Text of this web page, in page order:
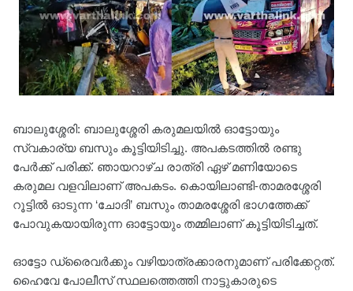
ബാലുശ്ശേരി: ബാലുശ്ശേരി കരുമലയിൽ ഓട്ടോയും
സ്വകാര്യ ബസും കൂട്ടിയിടിച്ചു. അപകടത്തിൽ രണ്ടു
പേർക്ക് പരിക്ക്. ഞായറാഴ്ച രാത്രി ഏഴ് മണിയോടെ
കരുമല വളവിലാണ് അപകടം. കൊയിലാണ്ടി-താമരശ്ശേരി
റൂട്ടിൽ ഓടുന്ന ‘ചോദി’ ബസും താമരശ്ശേരി ഭാഗത്തേക്ക്
പോവുകയായിരുന്ന ഓട്ടോയും തമ്മിലാണ് കൂട്ടിയിടിച്ചത്.
ഓട്ടോ ഡ്രൈവര്‍ക്കും വഴിയാത്രക്കാരനുമാണ് പരിക്കേറ്റത്.
ഹൈവേ പോലീസ് സ്ഥലത്തെത്തി നാട്ടുകാരുടെ